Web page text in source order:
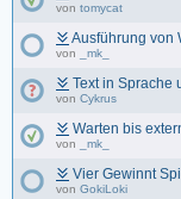
von tomycat
Ausführung von
von _mk_
Text in Sprache
von Cykrus
Warten bis
von _mk_
Vier Gewinnt
von GokiLoki